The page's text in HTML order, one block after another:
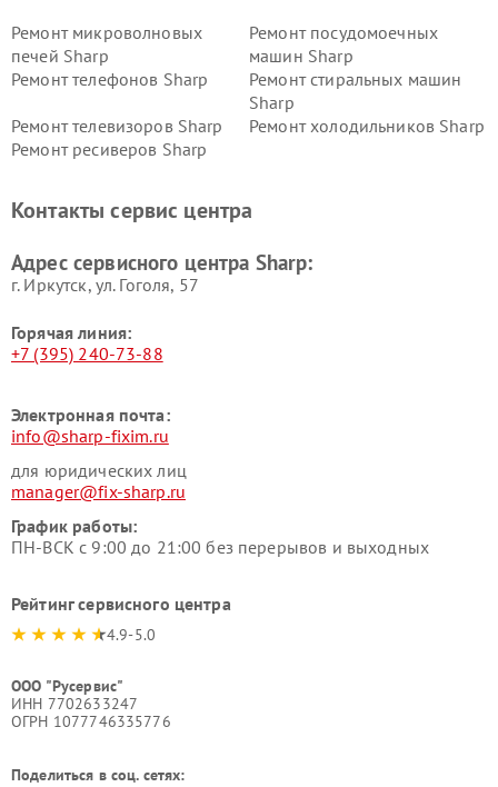
Ремонт микроволновых
печей Sharp
Ремонт посудомоечных
машин Sharp
Ремонт телефонов Sharp
Ремонт стиральных машин
Sharp
Ремонт телевизоров Sharp
Ремонт холодильников Sharp
Ремонт ресиверов Sharp
Контакты сервис центра
Адрес сервисного центра Sharp:
г. Иркутск, ул. ​Гоголя, 57
Горячая линия:
+7 (395) 240-73-88
Электронная почта:
info@sharp-fixim.ru
для юридических лиц
manager@fix-sharp.ru
График работы:
ПН-ВСК с 9:00 до 21:00 без перерывов и выходных
Рейтинг сервисного центра
4.9-5.0
ООО "Русервис"
ИНН 7702633247
ОГРН 1077746335776
Поделиться в соц. сетях: